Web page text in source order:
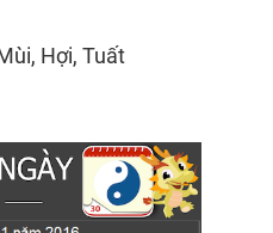
Hợi, Tuất